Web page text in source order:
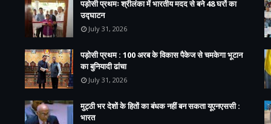
पड़ोसी प्रथमः श्रीलंका में भारतीय मदद से बने 48 घरों का
उद्घाटन
July 31, 2026
पड़ोसी प्रथम : 100 अरब के विकास पैकेज से चमकेगा भूटान
का बुनियादी ढांचा
July 31, 2026
मुट्ठी भर देशों के हितों का बंधक नहीं बन सकता यूएनएससी :
भारत